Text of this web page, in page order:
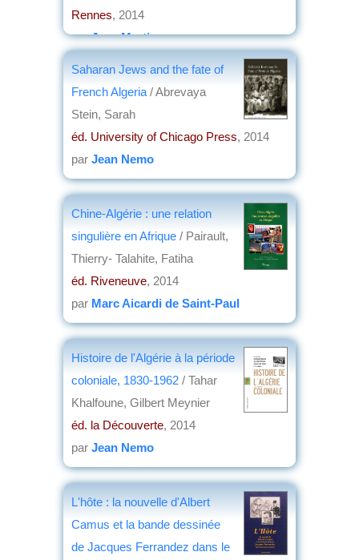
Rennes, 2014
parJean Martin
Saharan Jews and the fate of
French Algeria / Abrevaya
Stein, Sarah
éd. University of Chicago Press, 2014
par Jean Nemo
Chine-Algérie : une relation
singulière en Afrique / Pairault,
Thierry- Talahite, Fatiha
éd. Riveneuve, 2014
par Marc Aicardi de Saint-Paul
Histoire de l'Algérie à la période
coloniale, 1830-1962 / Tahar
Khalfoune, Gilbert Meynier
éd. la Découverte, 2014
par Jean Nemo
L'hôte : la nouvelle d'Albert
Camus et la bande dessinée
de Jacques Ferrandez dans le